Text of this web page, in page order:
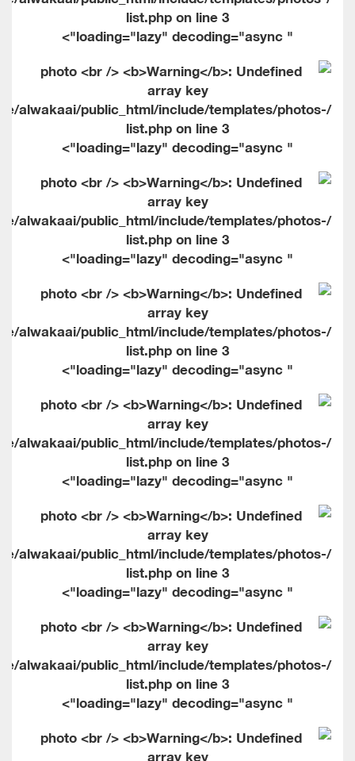
list.php on line3
" loading="lazy" decoding="async">
alwakaai/public_html/include/templates/photos-
list.php on line3
" loading="lazy" decoding="async">
alwakaai/public_html/include/templates/photos-
list.php on line3
" loading="lazy" decoding="async">
alwakaai/public_html/include/templates/photos-
list.php on line3
" loading="lazy" decoding="async">
alwakaai/public_html/include/templates/photos-
list.php on line3
" loading="lazy" decoding="async">
alwakaai/public_html/include/templates/photos-
list.php on line3
" loading="lazy" decoding="async">
alwakaai/public_html/include/templates/photos-
list.php on line3
" loading="lazy" decoding="async">